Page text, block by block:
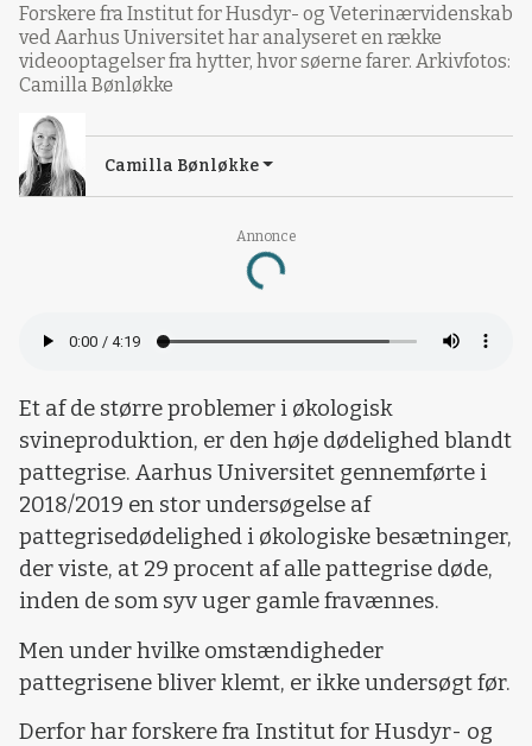
Annonce
Loading...
Forskere fra Institut for Husdyr- og Veterinærvidenskab
ved Aarhus Universitet har analyseret en række
videooptagelser fra hytter, hvor søerne farer. Arkivfotos:
Camilla Bønløkke
Camilla Bønløkke
Et af de større problemer i økologisk
svineproduktion, er den høje dødelighed blandt
pattegrise. Aarhus Universitet gennemførte i
2018/2019 en stor undersøgelse af
pattegrisedødelighed i økologiske besætninger,
der viste, at 29 procent af alle pattegrise døde,
inden de som syv uger gamle fravænnes.
Men under hvilke omstændigheder
pattegrisene bliver klemt, er ikke undersøgt før.
Derfor har forskere fra Institut for Husdyr- og